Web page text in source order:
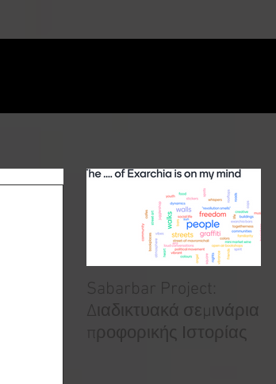
Sabarbar Project:
Διαδικτυακά σεμινάρια
προφορικής Ιστορίας